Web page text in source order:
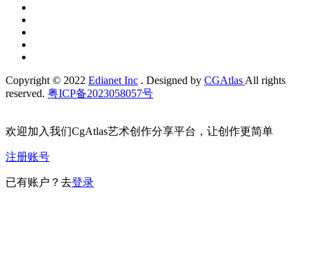
Copyright © 2022 Edianet Inc . Designed by CGAtlas All rights
reserved. 粤ICP备2023058057号
欢迎加入我们CgAtlas艺术创作分享平台，让创作更简单
注册账号
已有账户？去登录